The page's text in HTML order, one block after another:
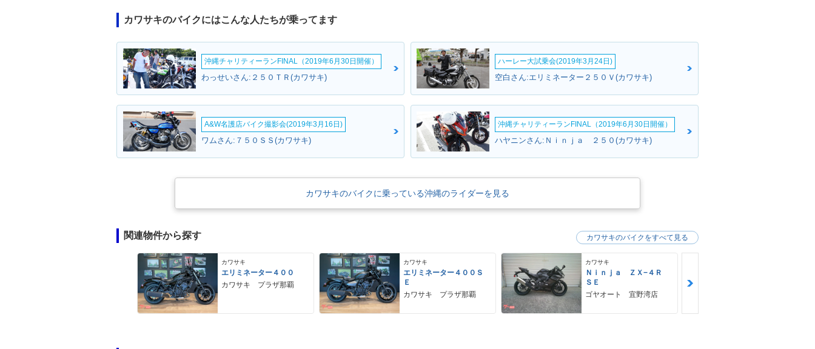
カワサキのバイクにはこんな人たちが乗ってます
沖縄チャリティーランFINAL（2019年6月30日開催）
わっせいさん:２５０ＴＲ(カワサキ)
ハーレー大試乗会(2019年3月24日)
空白さん:エリミネーター２５０Ｖ(カワサキ)
A&W名護店バイク撮影会(2019年3月16日)
ワムさん:７５０ＳＳ(カワサキ)
沖縄チャリティーランFINAL（2019年6月30日開催）
ハヤニンさん:Ｎｉｎｊａ ２５０(カワサキ)
カワサキのバイクに乗っている沖縄のライダーを見る
関連物件から探す
カワサキ
エリミネーター４００
カワサキ プラザ那覇
カワサキ
エリミネーター４００Ｓ
Ｅ
カワサキ プラザ那覇
カワサキ
Ｎｉｎｊａ ＺＸ−４Ｒ
ＳＥ
ゴヤオート 宜野湾店
カワサキのバイクをすべて見る